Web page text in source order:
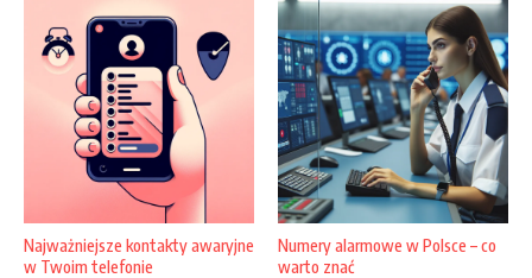
Najważniejsze kontakty awaryjne
w Twoim telefonie
Numery alarmowe w Polsce – co
warto znać